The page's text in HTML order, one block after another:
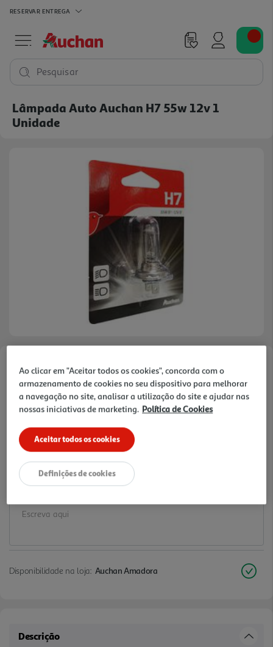
RESERVAR ENTREGA
Pesquisar
Lâmpada Auto Auchan H7 55w 12v 1
Unidade
Faça a sua avaliação
Ref. / EAN:3245676310184
5,29 €
Notas de preparação
Disponibilidade na loja: Auchan Amadora
Descrição
Ao clicar em "Aceitar todos os cookies", concorda com o
armazenamento de cookies no seu dispositivo para melhorar
a navegação no site, analisar a utilização do site e ajudar nas
nossas iniciativas de marketing. Política de Cookies
Aceitar todos os cookies
Definições de cookies